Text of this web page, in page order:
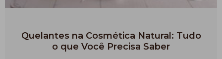
Quelantes na Cosmética Natural: Tudo
o que Você Precisa Saber